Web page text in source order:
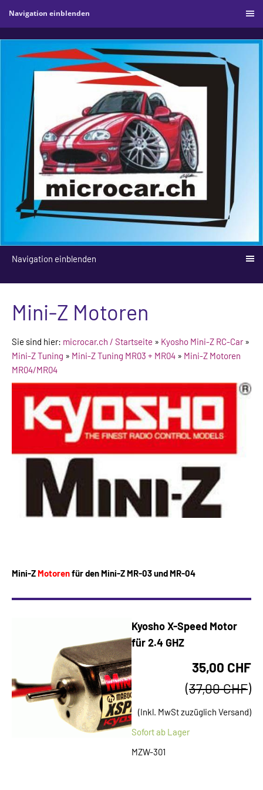
Navigation einblenden
Navigation einblenden
Mini-Z Motoren
Sie sind hier: microcar.ch / Startseite » Kyosho Mini-Z RC-Car»
Mini-Z Tuning » Mini-Z Tuning MR03 + MR04 » Mini-Z Motoren
MR04/MR04
Mini-Z Motorenfür den Mini-Z MR-03 und MR-04
Kyosho X-Speed Motor
für 2.4 GHZ
35,00 CHF
(37,00 CHF)
(Inkl. MwSt zuzüglich Versand)
Sofort ab Lager
MZW-301